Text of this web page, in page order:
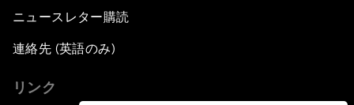
ニュースレター購読
連絡先 (英語のみ)
リンク